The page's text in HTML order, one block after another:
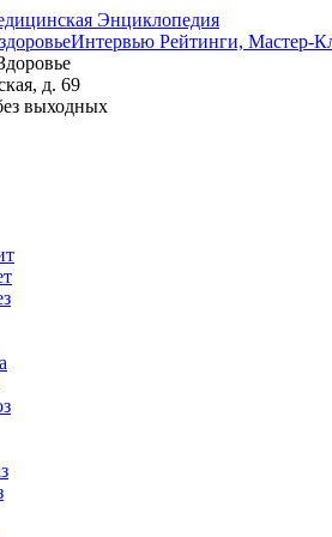
Энциклопедия
Интервью Рейтинги, Мастер-
д. 69
выходных